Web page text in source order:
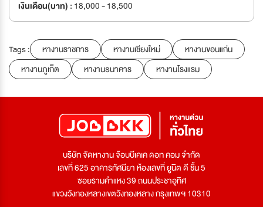
เงินเดือน(บาท) : 18,000 - 18,500
Tags : หางานราชการ หางานเชียงใหม่
หางานขอนแก่น
หางานภูเก็ต
หางานธนาคาร หางานโรงแรม
บริษัท จัดหางาน จ๊อบบีเคเค ดอท คอม จำกัด
เลขที่ 625 อาคารทัศนียา ห้องเลขที่ ยูนิต ดี ชั้น 5
ซอยรามคำแหง 39 ถนนประชาอุทิศ
แขวงวังทองหลางเขตวังทองหลาง กรุงเทพฯ 10310